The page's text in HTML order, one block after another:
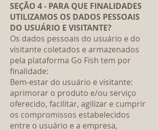
SEÇÃO 4 - PARA QUE FINALIDADES
UTILIZAMOS OS DADOS PESSOAIS
DO USUÁRIO E VISITANTE?
Os dados pessoais do usuário e do
visitante coletados e armazenados
pela plataforma Go Fish tem por
finalidade:
Bem-estar do usuário e visitante:
aprimorar o produto e/ou serviço
oferecido, facilitar, agilizar e cumprir
os compromissos estabelecidos
entre o usuário e a empresa,